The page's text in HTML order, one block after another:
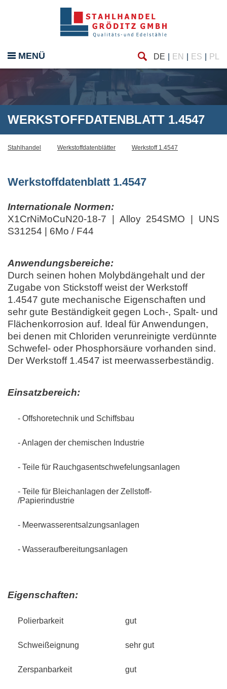
MENÜ DE EN ES PL
WERKSTOFFDATENBLATT 1.4547
Stahlhandel Werkstoffdatenblätter Werkstoff 1.4547
Werkstoffdatenblatt 1.4547
Internationale Normen:
X1CrNiMoCuN20-18-7 | Alloy 254SMO | UNS
S31254 | 6Mo / F44
Anwendungsbereiche:
Durch seinen hohen Molybdängehalt und der
Zugabe von Stickstoff weist der Werkstoff
1.4547 gute mechanische Eigenschaften und
sehr gute Beständigkeit gegen Loch-, Spalt- und
Flächenkorrosion auf. Ideal für Anwendungen,
bei denen mit Chloriden verunreinigte verdünnte
Schwefel- oder Phosphorsäure vorhanden sind.
Der Werkstoff 1.4547 ist meerwasserbeständig.
Einsatzbereich:
- Offshoretechnik und Schiffsbau
- Anlagen der chemischen Industrie
- Teile für Rauchgasentschwefelungsanlagen
- Teile für Bleichanlagen der Zellstoff-
/Papierindustrie
- Meerwasserentsalzungsanlagen
- Wasseraufbereitungsanlagen
Eigenschaften:
Polierbarkeit gut
Schweißeignung sehr gut
Zerspanbarkeit gut